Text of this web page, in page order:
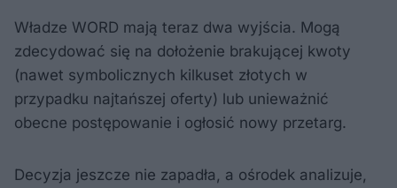
Władze WORD mają teraz dwa wyjścia. Mogą
zdecydować się na dołożenie brakującej kwoty
(nawet symbolicznych kilkuset złotych w
przypadku najtańszej oferty) lub unieważnić
obecne postępowanie i ogłosić nowy przetarg.
Decyzja jeszcze nie zapadła, a ośrodek analizuje,